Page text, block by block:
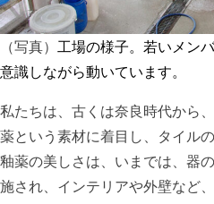
（写真） 工場の様子。若いメン
意識しながら動いています。
私たちは、古くは奈良時代から
薬という素材に着目し、タイル
釉薬の美しさは、いまでは、器
施され、インテリアや外壁など